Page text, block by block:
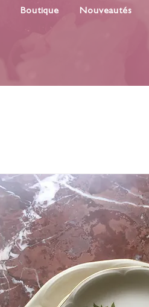
Boutique Nouveautés